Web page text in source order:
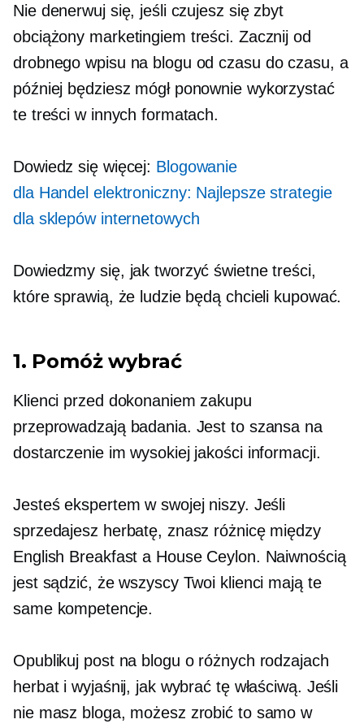
Nie denerwuj się, jeśli czujesz się zbyt
obciążony marketingiem treści. Zacznij od
drobnego wpisu na blogu od czasu do czasu, a
później będziesz mógł ponownie wykorzystać
te treści w innych formatach.
Dowiedz się więcej: Blogowanie
dla Handel elektroniczny: Najlepsze strategie
dla sklepów internetowych
Dowiedzmy się, jak tworzyć świetne treści,
które sprawią, że ludzie będą chcieli kupować.
1. Pomóż wybrać
Klienci przed dokonaniem zakupu
przeprowadzają badania. Jest to szansa na
dostarczenie im wysokiej jakości informacji.
Jesteś ekspertem w swojej niszy. Jeśli
sprzedajesz herbatę, znasz różnicę między
English Breakfast a House Ceylon. Naiwnością
jest sądzić, że wszyscy Twoi klienci mają te
same kompetencje.
Opublikuj post na blogu o różnych rodzajach
herbat i wyjaśnij, jak wybrać tę właściwą. Jeśli
nie masz bloga, możesz zrobić to samo w